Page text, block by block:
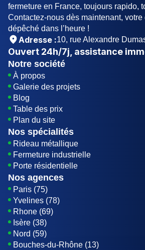
fermeture en France, toujours rapido,
Contactez-nous dès maintenant,
dépêché dans l’heure !
Adresse :10, rue Alexandre
Ouvert 24h/7j , assistance
Notre société
À propos
Galerie des projets
Blog
Table des prix
Plan du site
Nos spécialités
Rideau métallique
Fermeture industrielle
Porte résidentielle
Nos agences
Paris (75)
Yvelines (78)
Rhone (69)
Isère (38)
Nord (59)
Bouches-du-Rhône (13)